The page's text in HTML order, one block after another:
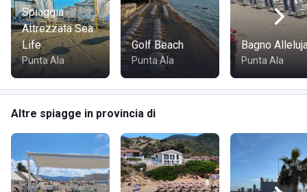
Vi Aspettiamo.
DOVE SI TROVA LA VELA
chilometro di distanza da Grosseto, in Toscana.
COME RAGGIUNGERE LA VELA
Lo stabilimento può essere raggiunto comodamente sia in
Spiaggia
Attrezzata Sea
Life
Punta Ala
Golf Beach
Punta Ala
Bagno
Punta Ala
Altre spiagge in provincia di